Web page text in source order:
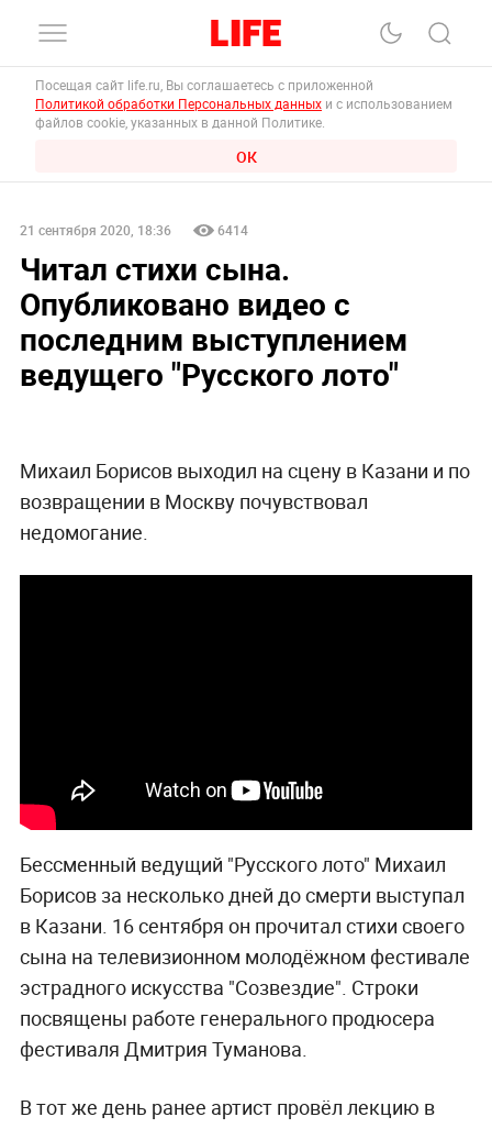
Посещая сайт life.ru, Вы соглашаетесь с приложенной
Политикой обработки Персональных данных и с использованием
файлов cookie, указанных в данной Политике.
ОК
21 сентября 2020, 18:36 6414
Читал стихи сына.
Опубликовано видео с
последним выступлением
ведущего "Русского лото"
Михаил Борисов выходил на сцену в Казани и по
возвращении в Москву почувствовал
недомогание.
Бессменный ведущий "Русского лото" Михаил
Борисов за несколько дней до смерти выступал
в Казани. 16 сентября он прочитал стихи своего
сына на телевизионном молодёжном фестивале
эстрадного искусства "Созвездие". Строки
посвящены работе генерального продюсера
фестиваля Дмитрия Туманова.
В тот же день ранее артист провёл лекцию в